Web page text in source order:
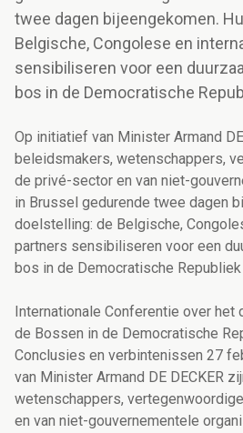
twee dagen bijeengekomen.
Belgische, Congolese en
sensibiliseren voor een
bos in de Democratische
Op initiatief van Minister Armand
beleidsmakers, wetenschappers,
de privé-sector en van niet-
in Brussel gedurende twee dagen
doelstelling: de Belgische,
partners sensibiliseren voor een
bos in de Democratische Republiek
Internationale Conferentie over het
de Bossen in de Democratische
Conclusies en verbintenissen 27
van Minister Armand DE DECKER
wetenschappers,
en van niet-gouvernementele